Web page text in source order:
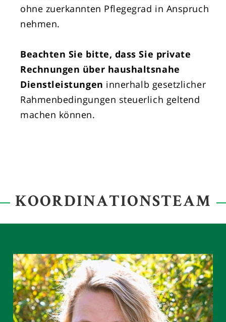
ohne zuerkannten Pflegegrad in Anspruch
nehmen.
Beachten Sie bitte, dass Sie private
Rechnungen über haushaltsnahe
Dienstleistungen innerhalb gesetzlicher
Rahmenbedingungen steuerlich geltend
machen können.
KOORDINATIONSTEAM